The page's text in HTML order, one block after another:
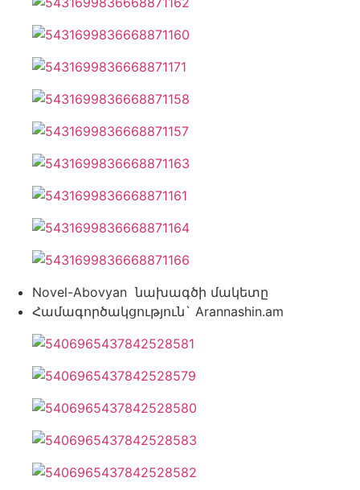
Novel-Abovyan նախագծի մակետը
Համագործակցություն` Arannashin.am